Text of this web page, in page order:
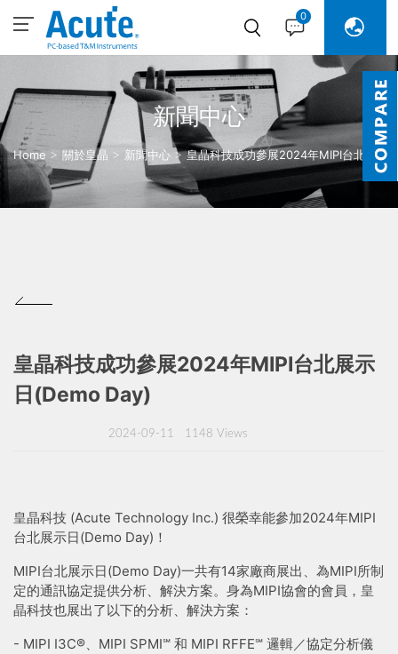
0
新聞中心
Home 關於皇晶 新聞中心
皇晶科技成功參展2024年MIPI台北展
示日(Demo Day)
皇晶科技成功參展2024年MIPI台北展示
日(Demo Day)
2024-09-11 1148 Views
皇晶科技 (Acute Technology Inc.) 很榮幸能參加2024年MIPI
台北展示日(Demo Day)！
MIPI台北展示日(Demo Day)一共有14家廠商展出、為MIPI所制
定的通訊協定提供分析、解決方案。身為MIPI協會的會員，皇
晶科技也展出了以下的分析、解決方案：
- MIPI I3C®、MIPI SPMI℠ 和 MIPI RFFE℠ 邏輯／協定分析儀